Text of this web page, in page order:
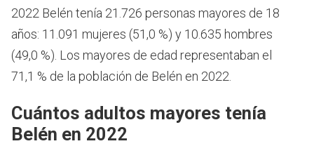
2022 Belén tenía 21.726 personas mayores de 18
años: 11.091 mujeres (51,0 %) y 10.635 hombres
(49,0 %). Los mayores de edad representaban el
71,1 % de la población de Belén en 2022.
Cuántos adultos mayores tenía
Belén en 2022